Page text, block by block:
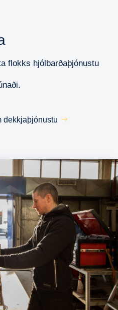
flokks hjólbarðaþjónustu
dekkjaþjónustu